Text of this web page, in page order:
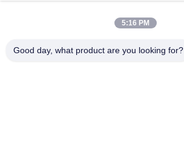
Casa
Produtos
5:16 PM
Good day, what product are you looking for?